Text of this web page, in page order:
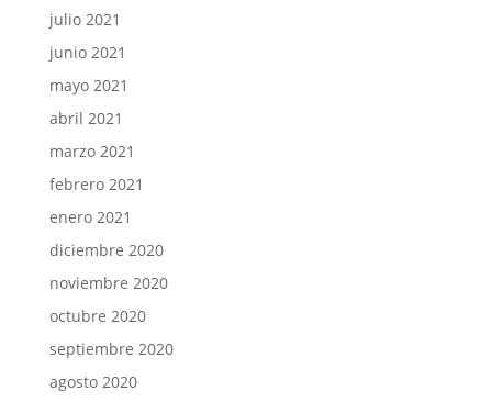
julio 2021
junio 2021
mayo 2021
abril 2021
marzo 2021
febrero 2021
enero 2021
diciembre 2020
noviembre 2020
octubre 2020
septiembre 2020
agosto 2020